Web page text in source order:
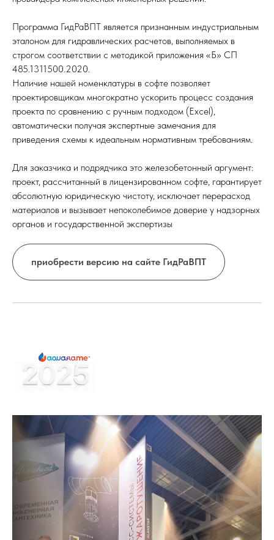
Программа ГидРаВПТ является признанным индустриальным
эталоном для гидравлических расчетов, выполняемых в
строгом соответствии с методикой приложения «Б» СП
485.1311500.2020.
Наличие нашей номенклатуры в софте позволяет
проектировщикам многократно ускорить процесс создания
проекта по сравнению с ручным подходом (Excel),
автоматически получая экспертные замечания для
приведения схемы к идеальным нормативным требованиям.
Для заказчика и подрядчика это железобетонный аргумент:
проект, рассчитанный в лицензированном софте, гарантирует
абсолютную юридическую чистоту, исключает перерасход
материалов и вызывает непоколебимое доверие у надзорных
органов и государственной экспертизы
приобрести версию на сайте ГидРаВПТ